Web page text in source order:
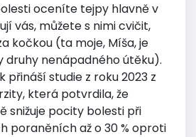
oceníte tejpy hlavně v
vás, můžete s nimi cvičit,
kočkou (ta moje, Míša, je
druhy nenápadného útěku).
přináší studie z roku 2023 z
která potvrdila, že
snižuje pocity bolesti při
poraněních až o 30 % oproti